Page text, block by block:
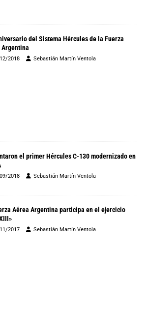
del Sistema Hércules de la Fuerza
Argentina
2018 Sebastián Martín Ventola
el primer Hércules C-130 modernizado en
2018 Sebastián Martín Ventola
Aérea Argentina participa en el ejercicio
2017 Sebastián Martín Ventola